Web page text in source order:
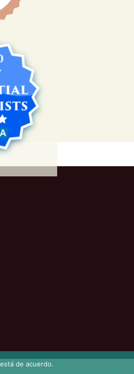
de acuerdo.